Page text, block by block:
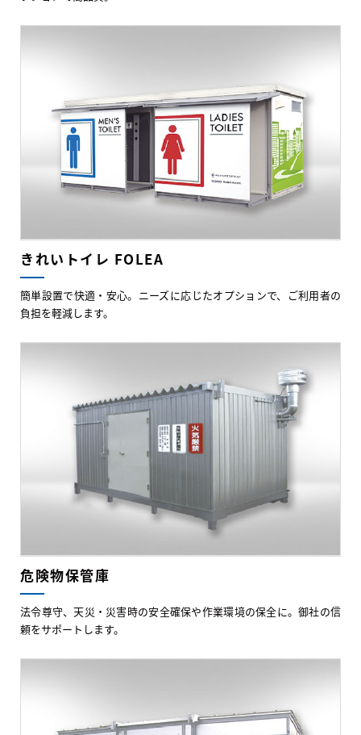
きれいトイレ FOLEA
簡単設置で快適・安心。ニーズに応じたオプションで、ご利用者の
負担を軽減します。
危険物保管庫
法令尊守、天災・災害時の安全確保や作業環境の保全に。御社の信
頼をサポートします。